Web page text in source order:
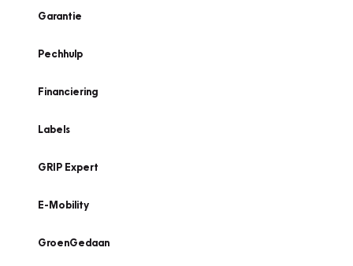
Garantie
Pechhulp
Financiering
Labels
GRIP Expert
E-Mobility
GroenGedaan